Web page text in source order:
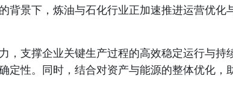
背景下，炼油与石化行业正加速推进运营优
，支撑企业关键生产过程的高效稳定运行与
定性。同时，结合对资产与能源的整体优化